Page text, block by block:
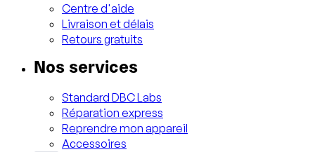
Centre d'aide
Livraison et délais
Retours gratuits
Nos services
Standard DBC Labs
Réparation express
Reprendre mon appareil
Accessoires